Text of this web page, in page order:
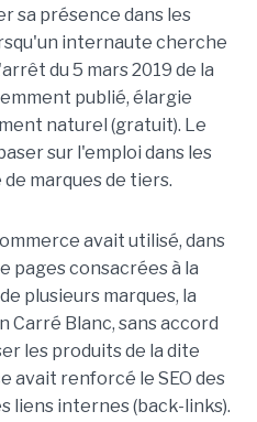
sa présence dans les
internaute cherche
du 5 mars 2019 de la
publié, élargie
naturel (gratuit). Le
sur l'emploi dans les
marques de tiers.
avait utilisé, dans
pages consacrées à la
plusieurs marques, la
Carré Blanc, sans accord
les produits de la dite
avait renforcé le SEO des
liens internes (back-links).